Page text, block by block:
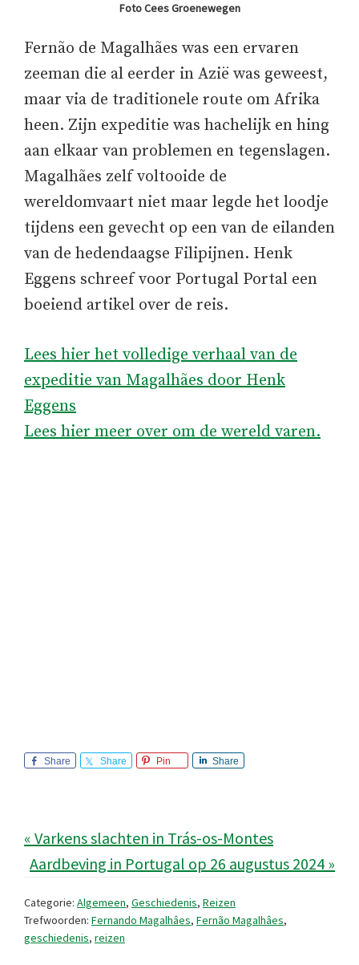
Foto Cees Groenewegen
Fernão de Magalhães was een ervaren
zeeman die al eerder in Azië was geweest,
maar via de traditionele route om Afrika
heen. Zijn expeditie was hachelijk en hing
aan elkaar van problemen en tegenslagen.
Magalhães zelf voltooide de
wereldomvaart niet maar legde het loodje
tijdens een gevecht op een van de eilanden
van de hedendaagse Filipijnen. Henk
Eggens schreef voor Portugal Portal een
boeiend artikel over de reis.
Lees hier het volledige verhaal van de
expeditie van Magalhães door Henk
Eggens
Lees hier meer over om de wereld varen.
Share Share Pin Share
« Varkens slachten in Trás-os-Montes
Aardbeving in Portugal op 26 augustus 2024 »
Categorie: Algemeen, Geschiedenis, Reizen
Trefwoorden: Fernando Magalhâes, Fernão Magalhâes,
geschiedenis, reizen